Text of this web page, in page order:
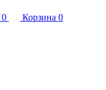
0 Корзина 0